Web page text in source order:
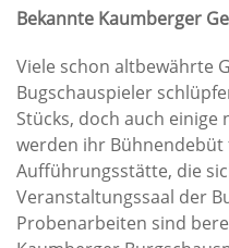
Bekannte Kaumberger
Viele schon altbewährte
Bugschauspieler
Stücks, doch auch
werden ihr Bühnendebüt
Aufführungsstätte, die
Veranstaltungssaal der
Probenarbeiten sind